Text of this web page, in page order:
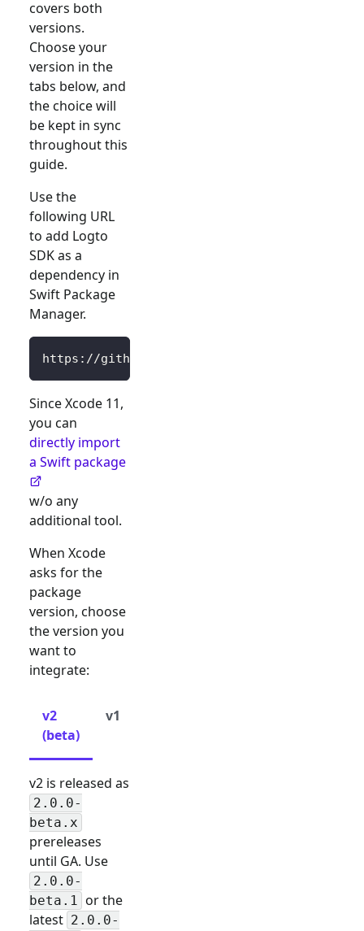
covers both
versions.
Choose your
version in the
tabs below, and
the choice will
be kept in sync
throughout this
guide.
Use the
following URL
to add Logto
SDK as a
dependency in
Swift Package
Manager.
https://github.com/logto-io/swift.git
Since Xcode 11,
you can
directly import
a Swift package
w/o any
additional tool.
When Xcode
asks for the
package
version, choose
the version you
want to
integrate:
v2
(beta)
v1
v2 is released as
2.0.0-
beta.x
prereleases
until GA. Use
2.0.0-
beta.1 or the
latest 2.0.0-